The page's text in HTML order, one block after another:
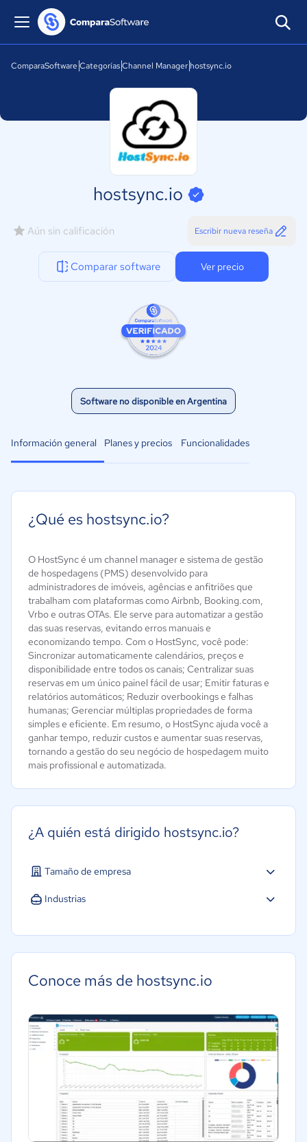
ComparaSoftware CategoríasChannel Manager hostsync.io
hostsync.io
Aún sin calificación Escribir nueva reseña
Comparar software Ver precio
Software no disponible en Argentina
Información general Planes y precios Funcionalidades
¿Qué es hostsync.io?
O HostSync é um channel manager e sistema de gestão
de hospedagens (PMS) desenvolvido para
administradores de imóveis, agências e anfitriões que
trabalham com plataformas como Airbnb, Booking.com,
Vrbo e outras OTAs. Ele serve para automatizar a gestão
das suas reservas, evitando erros manuais e
economizando tempo. Com o HostSync, você pode:
Sincronizar automaticamente calendários, preços e
disponibilidade entre todos os canais; Centralizar suas
reservas em um único painel fácil de usar; Emitir faturas e
relatórios automáticos; Reduzir overbookings e falhas
humanas; Gerenciar múltiplas propriedades de forma
simples e eficiente. Em resumo, o HostSync ajuda você a
ganhar tempo, reduzir custos e aumentar suas reservas,
tornando a gestão do seu negócio de hospedagem muito
mais profissional e automatizada.
¿A quién está dirigido hostsync.io?
Tamaño de empresa
Micro: 1 a 9 trabajadores
Industrias
Conoce más de hostsync.io